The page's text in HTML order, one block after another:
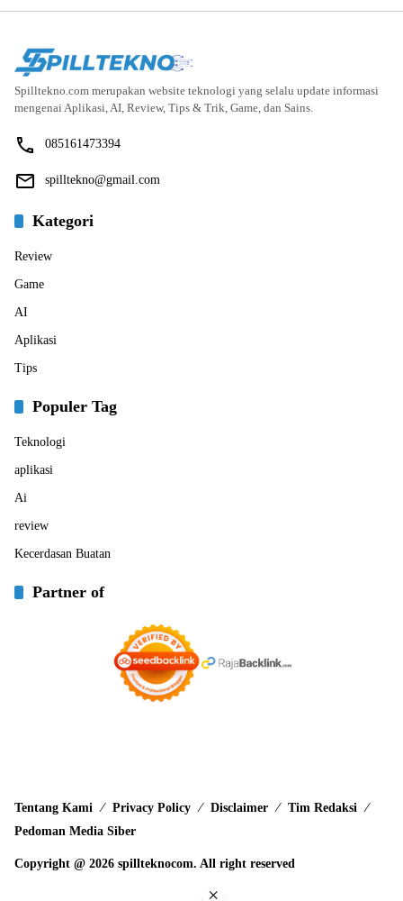
Spilltekno.com merupakan website teknologi yang selalu update informasi
mengenai Aplikasi, AI, Review, Tips & Trik, Game, dan Sains.
085161473394
spilltekno@gmail.com
Kategori
Review
Game
AI
Aplikasi
Tips
Populer Tag
Teknologi
aplikasi
Ai
review
Kecerdasan Buatan
Partner of
Tentang Kami Privacy Policy Disclaimer
Tim Redaksi
Pedoman Media Siber
Copyright @ 2026 spillteknocom. All right reserved
×